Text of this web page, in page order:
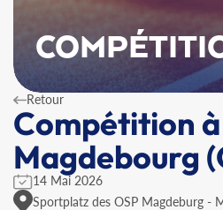
Retour
Compétition à
Magdebourg
14 Mai 2026
Sportplatz des OSP Magdeburg -